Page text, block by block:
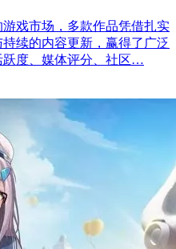
戏市场，多款作品凭借扎实
续的内容更新，赢得了广泛
跃度、媒体评分、社区…